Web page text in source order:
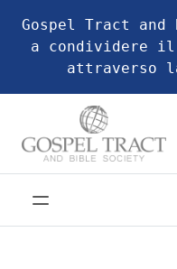
Gospel Tract
a condividere il
attraverso